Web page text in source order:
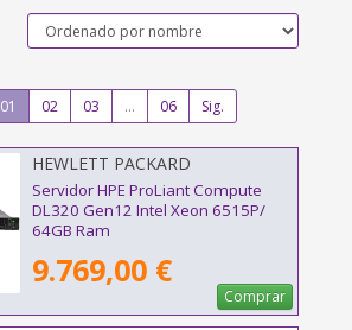
01 02 03 ... 06 Sig.
HEWLETT PACKARD
ENTERPRISE - P87775-425
Servidor HPE ProLiant Compute
DL320 Gen12 Intel Xeon 6515P/
64GB Ram
9.769,00 €
Comprar